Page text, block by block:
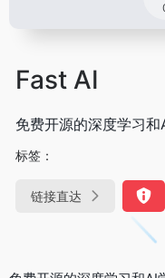
Fast AI
免费开源的深度学习和
标签：
链接直达